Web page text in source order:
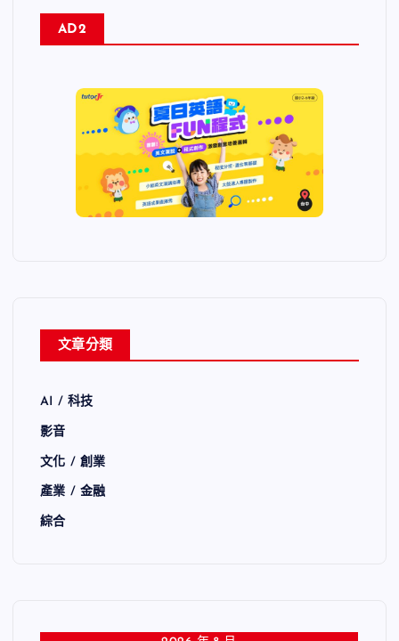
AD2
文章分類
AI / 科技
影音
文化 / 創業
產業 / 金融
綜合